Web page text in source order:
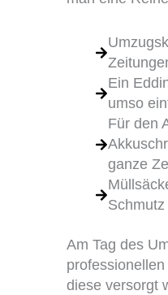
Ein
umso
Für den
ganze
Am Tag des
diese versorgt